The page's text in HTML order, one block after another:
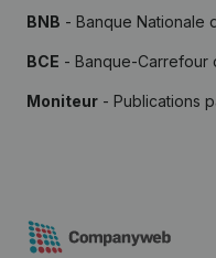
BNB - Banque Nationale
BCE - Banque-Carrefour
Moniteur - Publications